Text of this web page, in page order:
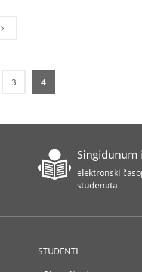
3 4
Singidunum
elektronski
studenata
STUDENTI